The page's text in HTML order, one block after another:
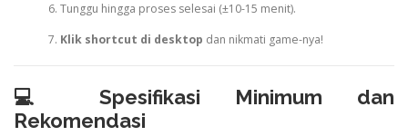
Tunggu hingga proses selesai (±10-15 menit).
Klik shortcut di desktop dan nikmati game-nya!
💻 Spesifikasi Minimum dan
Rekomendasi